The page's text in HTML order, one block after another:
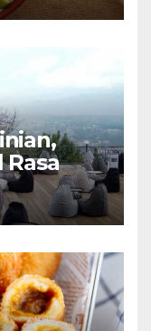
Rasa